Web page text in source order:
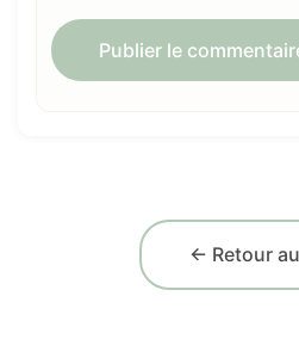
← Retour